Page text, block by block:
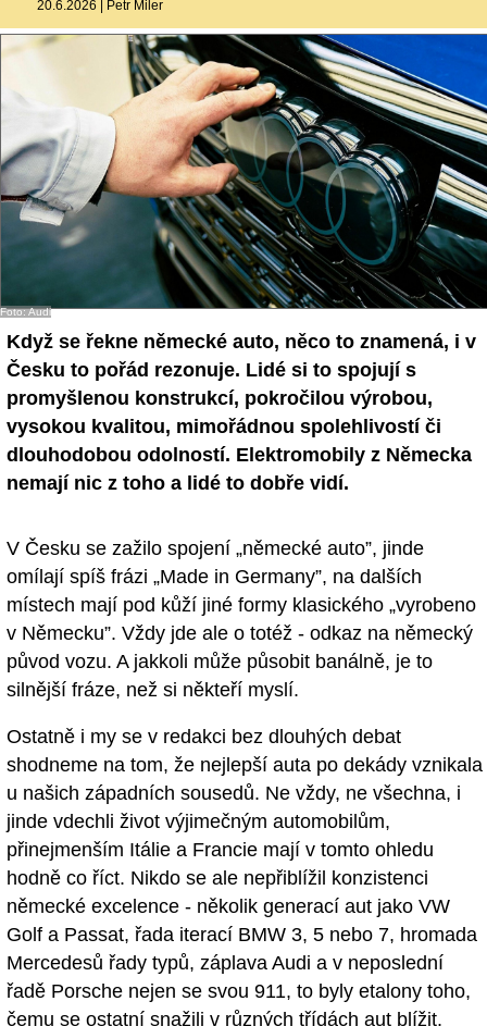
- Ostatní
Diskuzní fórum
Sledujte nás!
20.6.2026 | Petr Miler
Foto: Audi
Když se řekne německé auto, něco to znamená, i v
Česku to pořád rezonuje. Lidé si to spojují s
promyšlenou konstrukcí, pokročilou výrobou,
vysokou kvalitou, mimořádnou spolehlivostí či
dlouhodobou odolností. Elektromobily z Německa
nemají nic z toho a lidé to dobře vidí.
V Česku se zažilo spojení „německé auto”, jinde
omílají spíš frázi „Made in Germany”, na dalších
místech mají pod kůží jiné formy klasického „vyrobeno
v Německu”. Vždy jde ale o totéž - odkaz na německý
původ vozu. A jakkoli může působit banálně, je to
silnější fráze, než si někteří myslí.
Ostatně i my se v redakci bez dlouhých debat
shodneme na tom, že nejlepší auta po dekády vznikala
u našich západních sousedů. Ne vždy, ne všechna, i
jinde vdechli život výjimečným automobilům,
přinejmenším Itálie a Francie mají v tomto ohledu
hodně co říct. Nikdo se ale nepřiblížil konzistenci
německé excelence - několik generací aut jako VW
Golf a Passat, řada iterací BMW 3, 5 nebo 7, hromada
Mercedesů řady typů, záplava Audi a v neposlední
řadě Porsche nejen se svou 911, to byly etalony toho,
čemu se ostatní snažili v různých třídách aut blížit.